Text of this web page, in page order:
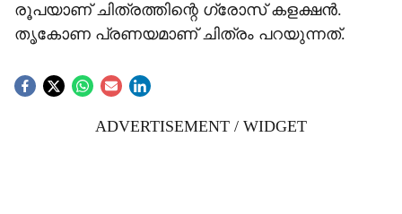
രൂപയാണ് ചിത്രത്തിന്റെ ഗ്രോസ് കളക്ഷന്‍.
തൃകോണ പ്രണയമാണ് ചിത്രം പറയുന്നത്.
ADVERTISEMENT / WIDGET